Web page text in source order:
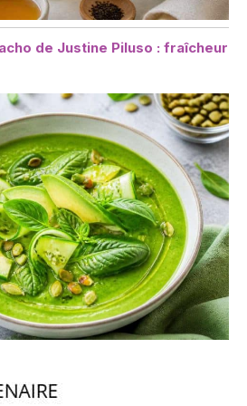
de Justine Piluso : fraîcheur